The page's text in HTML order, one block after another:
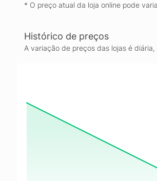
* O preço atual da loja online pode
Histórico de preços
A variação de preços das lojas é